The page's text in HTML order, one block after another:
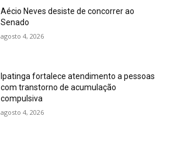
Aécio Neves desiste de concorrer ao
Senado
agosto 4, 2026
Ipatinga fortalece atendimento a pessoas
com transtorno de acumulação
compulsiva
agosto 4, 2026